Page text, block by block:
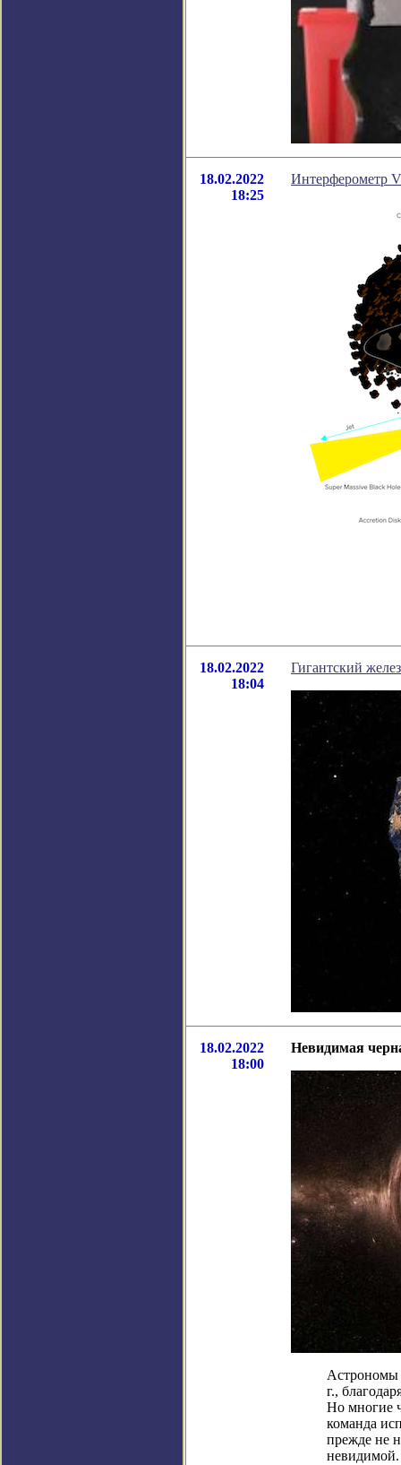
18.02.2022
18:25
Интерферометр
18.02.2022
18:04
Гигантский
18.02.2022
18:00
Невидимая
Астрономы
г.,
Но многие
команда
прежде не
невидимой.